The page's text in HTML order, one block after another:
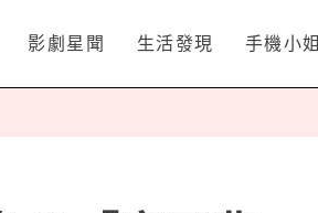
影劇星聞 生活發現 手機小姐